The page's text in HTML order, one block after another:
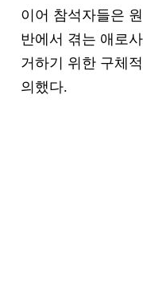
이어 참석자들은
반에서 겪는 애로
거하기 위한 구체
의했다.